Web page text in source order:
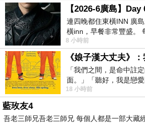
勒比地區重要的貿易中轉站，
世界第七大天然深水港。
新聞來源http://
20/163220493.html
甲種建地任何問題免費諮詢信
麼貸款比較會過件
連四晚都住東橫INN 廣
橫inn，早餐非常豐盛。
看到工作人員拿出料理包
8 小時前
「我們之間，是命中註
面。」「聽好，我是戀
楚這種感覺，你我之間的
18 小時前
藍玫友4
吾老三師兄吾老三師兄 每個人都是一部大藏